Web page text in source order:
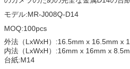
モデル:MR-J008Q-D14
MOQ:100pcs
外法（LxWxH）:16.5mm x 16.5mm x
内法（LxWxH）:16mm x 16mm x
台紙:M14